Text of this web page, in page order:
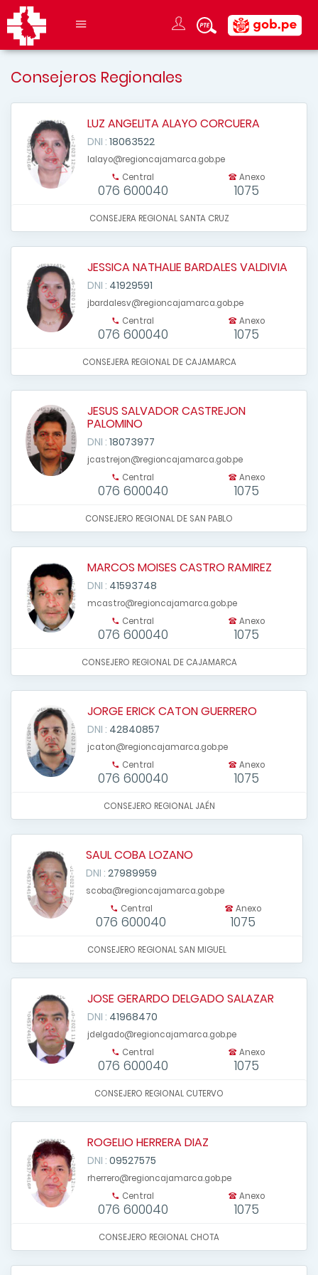
Consejeros Regionales
LUZ ANGELITA ALAYO CORCUERA
DNI : 18063522
lalayo@regioncajamarca.gob.pe
Central
076 600040
Anexo
1075
CONSEJERA REGIONAL SANTA CRUZ
JESSICA NATHALIE BARDALES VALDIVIA
DNI : 41929591
jbardalesv@regioncajamarca.gob.pe
Central
076 600040
Anexo
1075
CONSEJERA REGIONAL DE CAJAMARCA
JESUS SALVADOR CASTREJON
PALOMINO
DNI : 18073977
jcastrejon@regioncajamarca.gob.pe
Central
076 600040
Anexo
1075
CONSEJERO REGIONAL DE SAN PABLO
MARCOS MOISES CASTRO RAMIREZ
DNI : 41593748
mcastro@regioncajamarca.gob.pe
Central
076 600040
Anexo
1075
CONSEJERO REGIONAL DE CAJAMARCA
JORGE ERICK CATON GUERRERO
DNI : 42840857
jcaton@regioncajamarca.gob.pe
Central
076 600040
Anexo
1075
CONSEJERO REGIONAL JAÉN
SAUL COBA LOZANO
DNI : 27989959
scoba@regioncajamarca.gob.pe
Central
076 600040
Anexo
1075
CONSEJERO REGIONAL SAN MIGUEL
JOSE GERARDO DELGADO SALAZAR
DNI : 41968470
jdelgado@regioncajamarca.gob.pe
Central
076 600040
Anexo
1075
CONSEJERO REGIONAL CUTERVO
ROGELIO HERRERA DIAZ
DNI : 09527575
rherrero@regioncajamarca.gob.pe
Central
076 600040
Anexo
1075
CONSEJERO REGIONAL CHOTA